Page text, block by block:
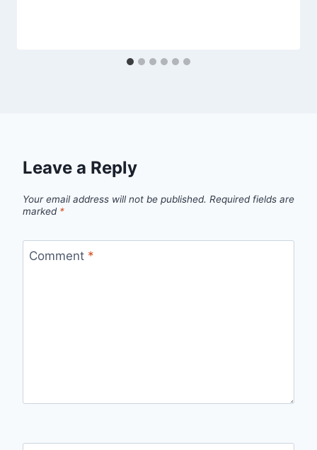
Leave a Reply
Your email address will not be published. Required fields are
marked *
Comment *